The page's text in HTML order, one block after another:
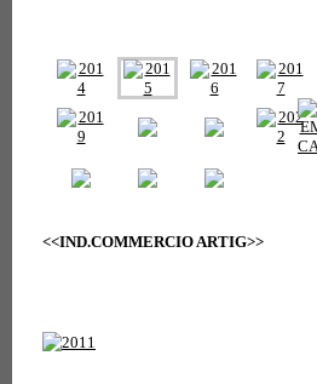
<<IND.COMMERCIO ARTIG>>